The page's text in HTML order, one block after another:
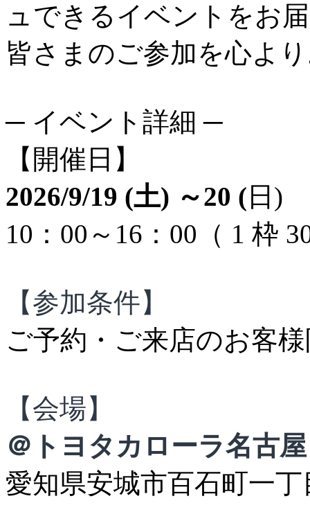
ュできるイベントをお
皆さまのご参加を心よ
─ イベント詳細 ─
【開催日】
2026/9/19 (土) ～20 ( 日)
10：00～16：00（ 1 枠
【参加条件】
ご予約・ご来店のお客
【会場】
＠トヨタカローラ名古
愛知県安城市百石町一